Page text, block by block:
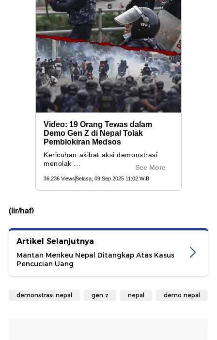
(lir/haf)
Artikel Selanjutnya
Mantan Menkeu Nepal Ditangkap Atas Kasus
Pencucian Uang
demonstrasi nepal gen z nepal demo nepal